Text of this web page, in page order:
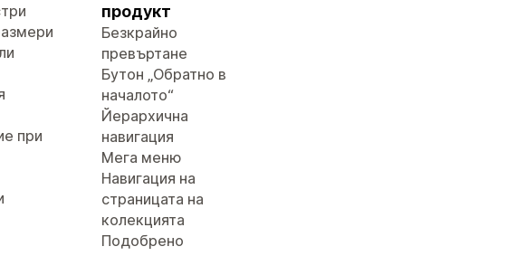
при
продукт
Безкрайно
превъртане
Бутон „Обратно в
началото“
Йерархична
навигация
Мега меню
Навигация на
страницата на
колекцията
Подобрено